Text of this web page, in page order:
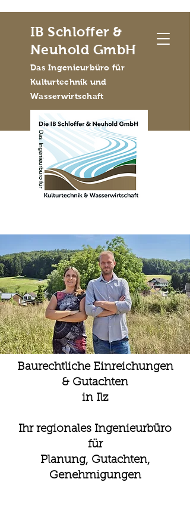
IB Schloffer &
Neuhold GmbH
Das Ingenieurbüro für
Kulturtechnik und
Wasserwirtschaft
Baurechtliche Einreichungen
& Gutachten
in Ilz
Ihr regionales Ingenieurbüro
für
Planung, Gutachten,
Genehmigungen